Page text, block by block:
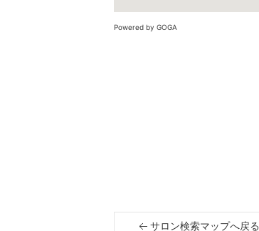
Powered by GOGA
サロン検索マップへ戻る